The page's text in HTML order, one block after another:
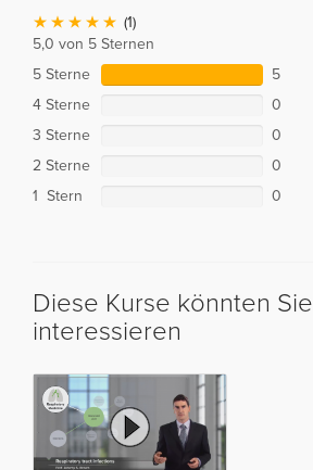
(1)
5,0 von 5 Sternen
5 Sterne
5
4 Sterne
0
3 Sterne
0
2 Sterne
0
1 Stern
0
Diese Kurse könnten Sie
interessieren